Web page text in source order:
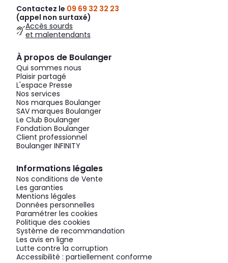
Contactez le 09 69 32 32 23
(appel non surtaxé)
Accès sourds
et malentendants
À propos de Boulanger
Qui sommes nous
Plaisir partagé
L'espace Presse
Nos services
Nos marques Boulanger
SAV marques Boulanger
Le Club Boulanger
Fondation Boulanger
Client professionnel
Boulanger INFINITY
Informations légales
Nos conditions de Vente
Les garanties
Mentions légales
Données personnelles
Paramétrer les cookies
Politique des cookies
Système de recommandation
Les avis en ligne
Lutte contre la corruption
Accessibilité : partiellement conforme